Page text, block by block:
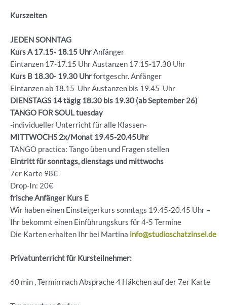
Kurszeiten
JEDEN SONNTAG
Kurs A 17.15- 18.15 UhrAnfänger
Eintanzen 17-17.15 Uhr Austanzen 17.15-17.30 Uhr
Kurs B 18.30- 19.30 Uhrfortgeschr. Anfänger
Eintanzen ab 18.15 Uhr Austanzen bis 19.45 Uhr
DIENSTAGS 14 tägig 18.30 bis 19.30 (ab September 26)
TANGO FOR SOUL tuesday
-individueller Unterricht für alle Klassen-
MITTWOCHS 2x/Monat 19.45-20.45Uhr
TANGO practica: Tango üben und Fragen stellen
Eintritt für sonntags, dienstags und mittwochs
7er Karte 98€
Drop-In: 20€
frische Anfänger Kurs E
Wir haben einen Einsteigerkurs sonntags 19.45-20.45 Uhr –
Ihr bekommt einen Einführungskurs für 4-5 Termine
Die Karten erhalten Ihr bei Martina info@studioschatzinsel.de
Privatunterricht für Kursteilnehmer:
60 min , Termin nach Absprache 4 Häkchen auf der 7er Karte